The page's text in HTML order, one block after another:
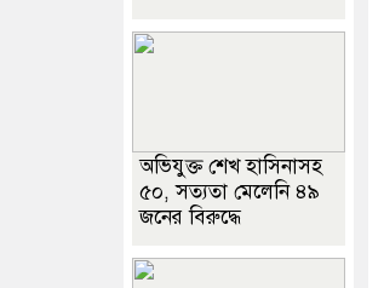
অভিযুক্ত শেখ হাসিনাসহ
৫০, সত্যতা মেলেনি ৪৯
জনের বিরুদ্ধে